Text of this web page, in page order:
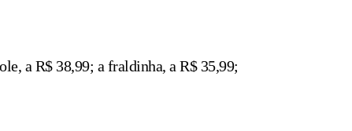
a R$ 38,99; a fraldinha, a R$ 35,99;